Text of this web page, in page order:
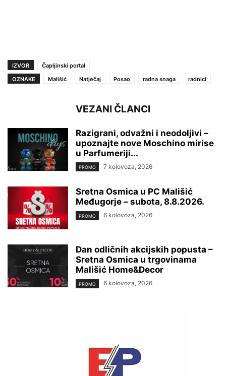
IZVOR
Čapljinski portal
OZNAKE
Mališić Natječaj Posao radna snaga radnici
VEZANI ČLANCI
Razigrani, odvažni i neodoljivi –
upoznajte nove Moschino mirise
u Parfumeriji...
PROMO 7 kolovoza, 2026
Sretna Osmica u PC Mališić
Međugorje – subota, 8.8.2026.
PROMO 6 kolovoza, 2026
Dan odličnih akcijskih popusta –
Sretna Osmica u trgovinama
Mališić Home&Decor
PROMO 6 kolovoza, 2026